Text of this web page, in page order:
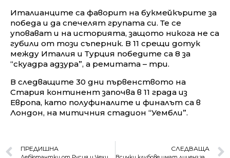
Италианците са фаворит на букмейкърите за
победа и да спечелят групата си. Те се
уповават и на историята, защото никога не са
губили от този съперник. В 11 срещи дотук
между Италия и Турция победите са 8 за
“скуадра адзура”, а ремитата – три.
В следващите 30 дни първенството на
Стария континент започва в 11 града из
Европа, като полуфиналите и финалът са в
Лондон, на митичния стадион “Уембли”.
ПРЕДИШНА СЛЕДВАЩА